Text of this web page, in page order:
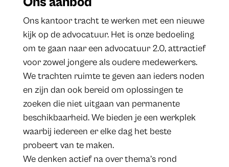
Ons kantoor tracht te werken met een nieuwe
kijk op de advocatuur. Het is onze bedoeling
om te gaan naar een advocatuur 2.0, attractief
voor zowel jongere als oudere medewerkers.
We trachten ruimte te geven aan ieders noden
en zijn dan ook bereid om oplossingen te
zoeken die niet uitgaan van permanente
beschikbaarheid. We bieden je een werkplek
waarbij iedereen er elke dag het beste
probeert van te maken.
We denken actief na over thema’s rond